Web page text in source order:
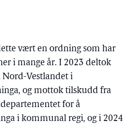
vært en ordning som har
i mange år. I 2023 deltok
Vestlandet i
og mottok tilskudd fra
for å
i kommunal regi, og i 2024